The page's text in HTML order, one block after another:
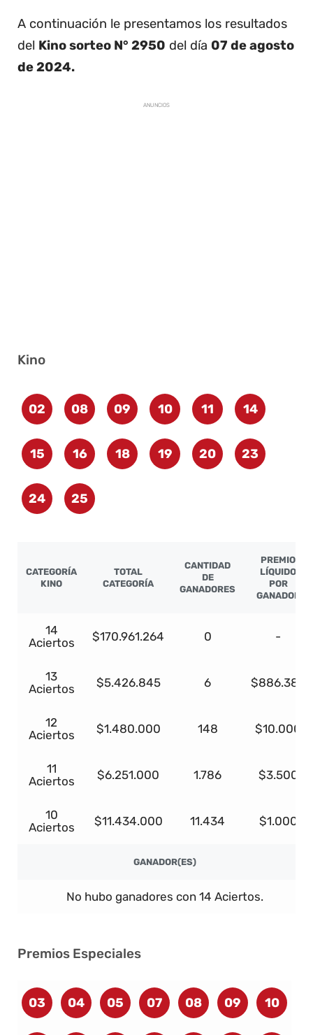
A continuación le presentamos los resultados
del Kino sorteo N° 2950 del día 07 de agosto
de 2024.
ANUNCIOS
Kino
02 08 09 10 11 14
15 16 18 19 20 23
24 25
CATEGORÍA
KINO
TOTAL
CATEGORÍA
CANTIDAD
DE
GANADORES
PREMIO
LÍQUIDO
POR
GANADOR
14
Aciertos
$170.961.264 0 -
13
Aciertos
$5.426.845 6 $886.385
12
Aciertos
$1.480.000 148 $10.000
11
Aciertos
$6.251.000 1.786 $3.500
10
Aciertos
$11.434.000 11.434 $1.000
GANADOR(ES)
No hubo ganadores con 14 Aciertos.
Premios Especiales
03 04 05 07 08 09 10